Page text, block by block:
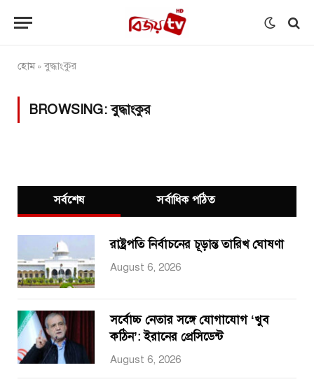
হোম»বুদ্ধাংকুর
BROWSING:বুদ্ধাংকুর
সর্বশেষ সর্বাধিক পঠিত
রাষ্ট্রপতি নির্বাচনের চূড়ান্ত তারিখ ঘোষণা
August 6, 2026
সর্বোচ্চ নেতার সঙ্গে যোগাযোগ ‘খুব
কঠিন’: ইরানের প্রেসিডেন্ট
August 6, 2026